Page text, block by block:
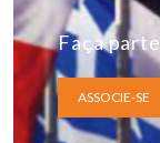
Faça
ASSOCIE-SE